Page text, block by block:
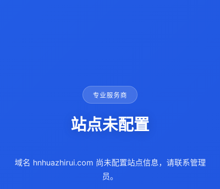
专业服务商
站点未配置
域名 hnhuazhirui.com 尚未配置站点信息，请联系管理
员。